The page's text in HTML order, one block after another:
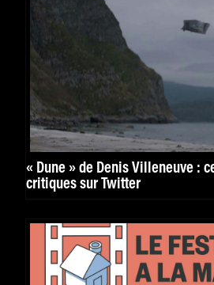
« Dune » de Denis Villeneuve :
critiques sur Twitter